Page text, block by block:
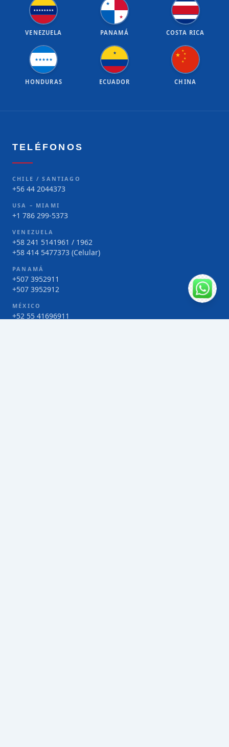
★★★★★★★★
VENEZUELA
★
★
PANAMÁ COSTA RICA
★★★★★
HONDURAS
★
ECUADOR
★
★
★
★
★
CHINA
TELÉFONOS
CHILE / SANTIAGO
+56 44 2044373
USA – MIAMI
+1 786 299-5373
VENEZUELA
+58 241 5141961 / 1962
+58 414 5477373 (Celular)
PANAMÁ
+507 3952911
+507 3952912
MÉXICO
+52 55 41696911